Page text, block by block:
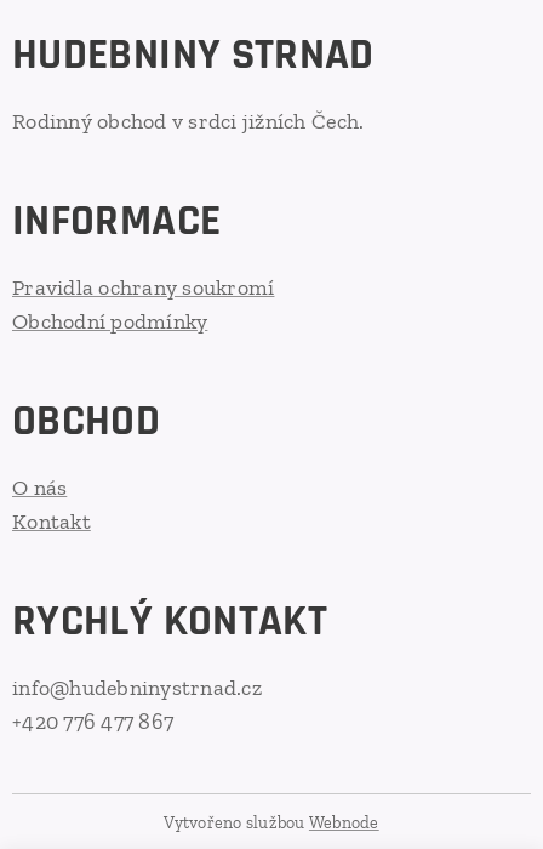
HUDEBNINY STRNAD
Rodinný obchod v srdci jižních Čech.
INFORMACE
Pravidla ochrany soukromí
Obchodní podmínky
OBCHOD
O nás
Kontakt
RYCHLÝ KONTAKT
info@hudebninystrnad.cz
+420 776 477 867
Vytvořeno službou Webnode